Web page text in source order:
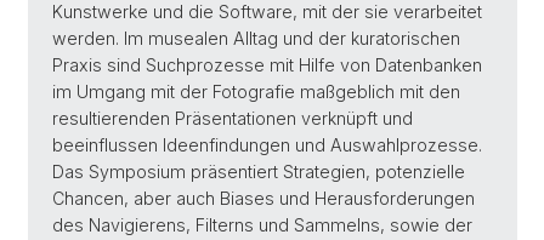
Kunstwerke und die Software, mit der sie verarbeitet
werden. Im musealen Alltag und der kuratorischen
Praxis sind Suchprozesse mit Hilfe von Datenbanken
im Umgang mit der Fotografie maßgeblich mit den
resultierenden Präsentationen verknüpft und
beeinflussen Ideenfindungen und Auswahlprozesse.
Das Symposium präsentiert Strategien, potenzielle
Chancen, aber auch Biases und Herausforderungen
des Navigierens, Filterns und Sammelns, sowie der